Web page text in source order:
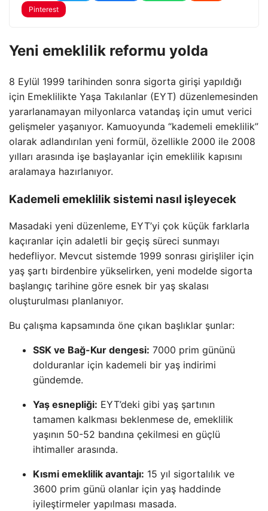
Pinterest
Yeni emeklilik reformu yolda
8 Eylül 1999 tarihinden sonra sigorta girişi yapıldığı
için Emeklilikte Yaşa Takılanlar (EYT) düzenlemesinden
yararlanamayan milyonlarca vatandaş için umut verici
gelişmeler yaşanıyor. Kamuoyunda “kademeli emeklilik”
olarak adlandırılan yeni formül, özellikle 2000 ile 2008
yılları arasında işe başlayanlar için emeklilik kapısını
aralamaya hazırlanıyor.
Kademeli emeklilik sistemi nasıl işleyecek
Masadaki yeni düzenleme, EYT’yi çok küçük farklarla
kaçıranlar için adaletli bir geçiş süreci sunmayı
hedefliyor. Mevcut sistemde 1999 sonrası girişliler için
yaş şartı birdenbire yükselirken, yeni modelde sigorta
başlangıç tarihine göre esnek bir yaş skalası
oluşturulması planlanıyor.
Bu çalışma kapsamında öne çıkan başlıklar şunlar:
SSK ve Bağ-Kur dengesi: 7000 prim gününü
dolduranlar için kademeli bir yaş indirimi
gündemde.
Yaş esnepliği: EYT’deki gibi yaş şartının
tamamen kalkması beklenmese de, emeklilik
yaşının 50-52 bandına çekilmesi en güçlü
ihtimaller arasında.
Kısmi emeklilik avantajı: 15 yıl sigortalılık ve
3600 prim günü olanlar için yaş haddinde
iyileştirmeler yapılması masada.